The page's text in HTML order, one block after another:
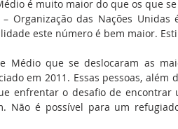
é muito maior do que os que
Organização das Nações Unidas
este número é bem maior.
Médio que se deslocaram as
em 2011. Essas pessoas, além
enfrentar o desafio de encontrar
Não é possível para um